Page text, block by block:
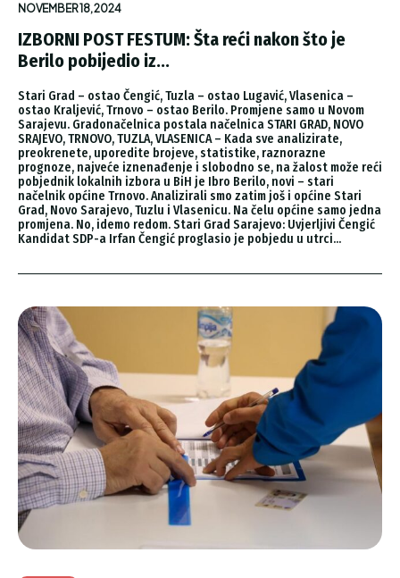
NOVEMBER 18, 2024
IZBORNI POST FESTUM: Šta reći nakon što je
Berilo pobijedio iz...
Stari Grad – ostao Čengić, Tuzla – ostao Lugavić, Vlasenica –
ostao Kraljević, Trnovo – ostao Berilo. Promjene samo u Novom
Sarajevu. Gradonačelnica postala načelnica STARI GRAD, NOVO
SRAJEVO, TRNOVO, TUZLA, VLASENICA – Kada sve analizirate,
preokrenete, uporedite brojeve, statistike, raznorazne
prognoze, najveće iznenađenje i slobodno se, na žalost može reći
pobjednik lokalnih izbora u BiH je Ibro Berilo, novi – stari
načelnik općine Trnovo. Analizirali smo zatim još i općine Stari
Grad, Novo Sarajevo, Tuzlu i Vlasenicu. Na čelu općine samo jedna
promjena. No, idemo redom. Stari Grad Sarajevo: Uvjerljivi Čengić
Kandidat SDP-a Irfan Čengić proglasio je pobjedu u utrci...